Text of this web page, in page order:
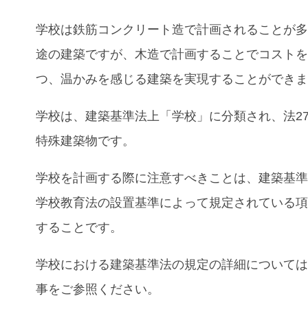
学校は鉄筋コンクリート造で計画されることが
途の建築ですが、木造で計画することでコスト
つ、温かみを感じる建築を実現することができ
学校は、建築基準法上「学校」に分類され、法
特殊建築物です。
学校を計画する際に注意すべきことは、建築基
学校教育法の設置基準によって規定されている
することです。
学校における建築基準法の規定の詳細について
事をご参照ください。